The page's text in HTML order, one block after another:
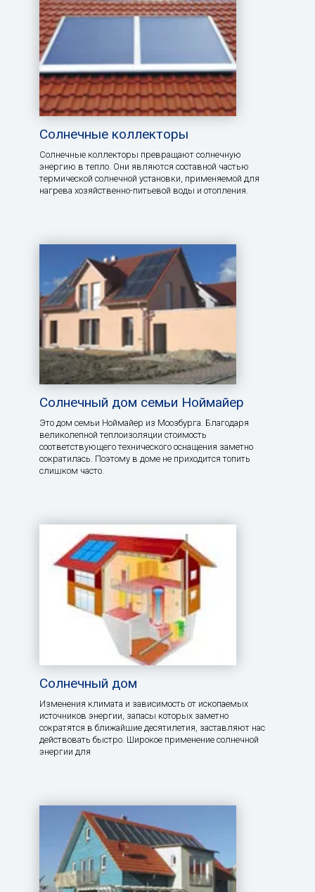
Солнечные коллекторы
Солнечные коллекторы превращают солнечную
энергию в тепло. Они являются составной частью
термической солнечной установки, применяемой для
нагрева хозяйственно-питьевой воды и отопления.
Солнечный дом семьи Ноймайер
Это дом семьи Ноймайер из Моозбурга. Благодаря
великолепной теплоизоляции стоимость
соответствующего технического оснащения заметно
сократилась. Поэтому в доме не приходится топить
слишком часто.
Солнечный дом
Изменения климата и зависимость от ископаемых
источников энергии, запасы которых заметно
сократятся в ближайшие десятилетия, заставляют нас
действовать быстро. Широкое применение солнечной
энергии для